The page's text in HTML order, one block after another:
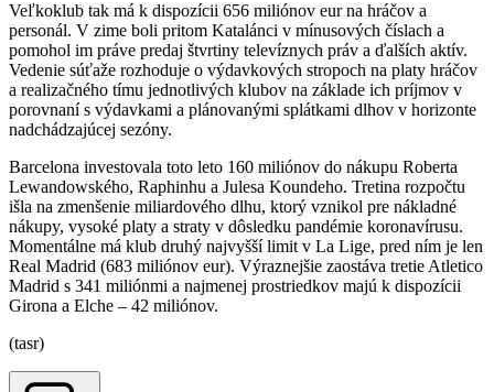
Veľkoklub tak má k dispozícii 656 miliónov eur na hráčov a
personál. V zime boli pritom Katalánci v mínusových číslach a
pomohol im práve predaj štvrtiny televíznych práv a ďalších aktív.
Vedenie súťaže rozhoduje o výdavkových stropoch na platy hráčov
a realizačného tímu jednotlivých klubov na základe ich príjmov v
porovnaní s výdavkami a plánovanými splátkami dlhov v horizonte
nadchádzajúcej sezóny.
Barcelona investovala toto leto 160 miliónov do nákupu Roberta
Lewandowského, Raphinhu a Julesa Koundeho. Tretina rozpočtu
išla na zmenšenie miliardového dlhu, ktorý vznikol pre nákladné
nákupy, vysoké platy a straty v dôsledku pandémie koronavírusu.
Momentálne má klub druhý najvyšší limit v La Lige, pred ním je len
Real Madrid (683 miliónov eur). Výraznejšie zaostáva tretie Atletico
Madrid s 341 miliónmi a najmenej prostriedkov majú k dispozícii
Girona a Elche – 42 miliónov.
(tasr)